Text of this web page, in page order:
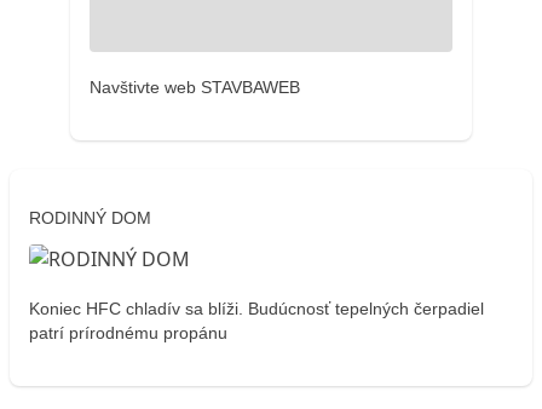
Navštivte web STAVBAWEB
RODINNÝ DOM
Koniec HFC chladív sa blíži. Budúcnosť tepelných čerpadiel
patrí prírodnému propánu